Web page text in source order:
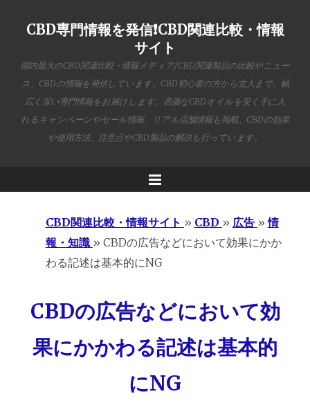
CBD専門情報を発信❗️CBD関連比較・情報
サイト
国内最大のCBD関連比較・情報メディア/CBD関連製品の比較やニュー
ス、CBDの情報を発信しています。CBD初心者の方から玄人まで、幅
広く深い専門情報をお届けします。高価なCBDオイルを安く手に入
れるキャンペーンやセール情報、リアル店舗情報も掲載。CBDの効果
や使用方法、注意点やCBD製品の解説も行っています。
Menu
CBD関連比較・情報サイト » CBD » 広告 »情
報・知識 » CBDの広告などにおいて効果にかか
わる記述は基本的にNG
CBDの広告などにおいて効
果にかかわる記述は基本的
にNG